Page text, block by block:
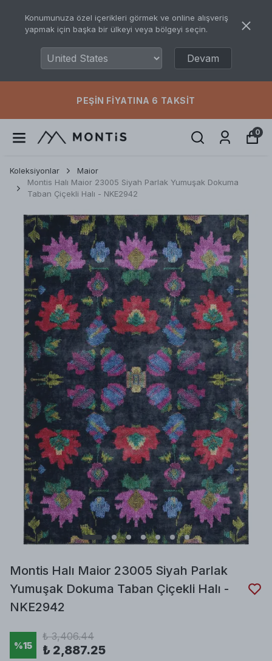
Konumunuza özel içerikleri görmek ve online alışveriş
yapmak için başka bir ülkeyi veya bölgeyi seçin.
Devam
PEŞIN FIYATINA 6 TAKSIT
0
Koleksiyonlar
Maior
Montis Halı Maior 23005 Siyah Parlak Yumuşak Dokuma
Taban Çiçekli Halı - NKE2942
Montis Halı Maior 23005 Siyah Parlak
Yumuşak Dokuma Taban Çiçekli Halı -
NKE2942
%15
₺ 3,406.44
₺ 2,887.25